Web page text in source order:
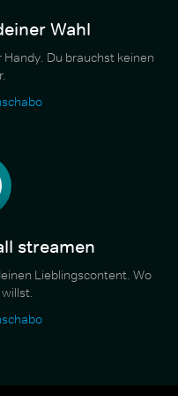
Wahl
Du brauchst keinen
streamen
Lieblingscontent. Wo